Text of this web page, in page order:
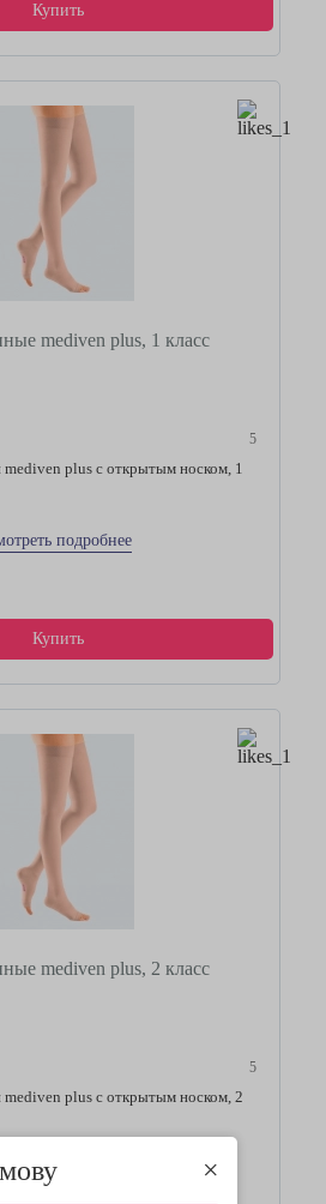
×
Купить
mediven plus, 1 класс
5
plus с открытым носком, 1
подробнее
Купить
mediven plus, 2 класс
5
plus с открытым носком, 2
подробнее